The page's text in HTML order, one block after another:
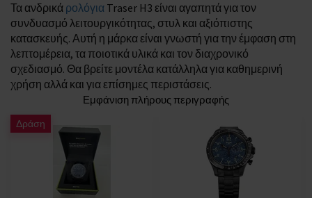
Τα ανδρικά ρολόγια Traser H3 είναι αγαπητά για τον
συνδυασμό λειτουργικότητας, στυλ και αξιόπιστης
κατασκευής. Αυτή η μάρκα είναι γνωστή για την έμφαση στη
λεπτομέρεια, τα ποιοτικά υλικά και τον διαχρονικό
σχεδιασμό. Θα βρείτε μοντέλα κατάλληλα για καθημερινή
χρήση αλλά και για επίσημες περιστάσεις.
Εμφάνιση πλήρους περιγραφής
Δράση